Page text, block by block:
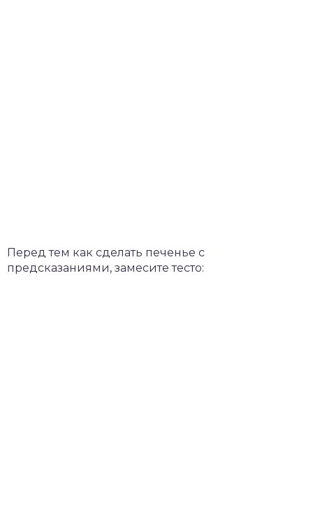
Перед тем как сделать печенье с
предсказаниями, замесите тесто: